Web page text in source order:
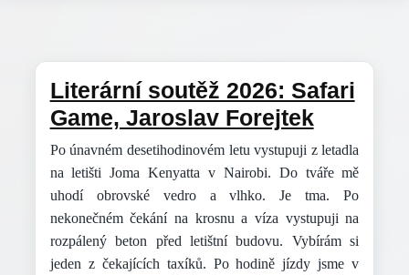
Literární soutěž 2026: Safari
Game, Jaroslav Forejtek
Po únavném desetihodinovém letu vystupuji z letadla
na letišti Joma Kenyatta v Nairobi. Do tváře mě
uhodí obrovské vedro a vlhko. Je tma. Po
nekonečném čekání na krosnu a víza vystupuji na
rozpálený beton před letištní budovu. Vybírám si
jeden z čekajících taxíků. Po hodině jízdy jsme v